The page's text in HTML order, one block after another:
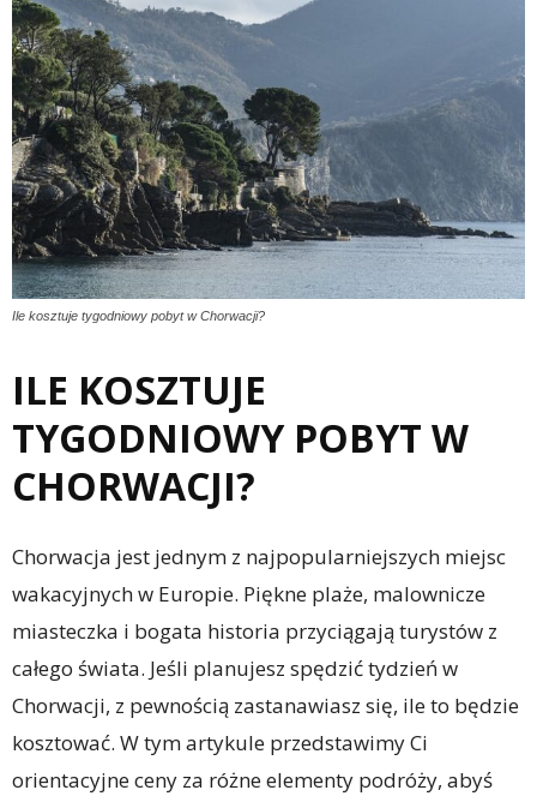
Ile kosztuje tygodniowy pobyt w Chorwacji?
ILE KOSZTUJE
TYGODNIOWY POBYT W
CHORWACJI?
Chorwacja jest jednym z najpopularniejszych miejsc
wakacyjnych w Europie. Piękne plaże, malownicze
miasteczka i bogata historia przyciągają turystów z
całego świata. Jeśli planujesz spędzić tydzień w
Chorwacji, z pewnością zastanawiasz się, ile to będzie
kosztować. W tym artykule przedstawimy Ci
orientacyjne ceny za różne elementy podróży, abyś